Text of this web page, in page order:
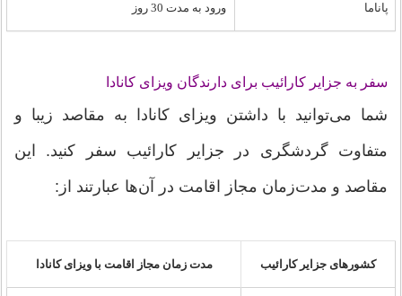
پاناما ورود به مدت 30 روز
سفر به جزایر کارائیب برای دارندگان ویزای کانادا
شما می‌توانید با داشتن ویزای کانادا به مقاصد زیبا و
متفاوت گردشگری در جزایر کارائیب سفر کنید. این
مقاصد و مدت‌زمان مجاز اقامت در آن‌ها عبارتند از:
کشورهای جزایر کارائیب مدت زمان مجاز اقامت با ویزای کانادا